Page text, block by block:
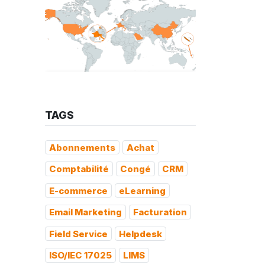
TAGS
Abonnements
Achat
Comptabilité
Congé
CRM
E-commerce
eLearning
Email Marketing
Facturation
Field Service
Helpdesk
ISO/IEC 17025
LIMS